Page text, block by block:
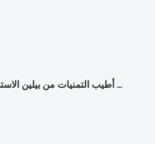
مهرجان الفوانيس السعيدة - أطيب التمنيات من بيلين الاستخبارات